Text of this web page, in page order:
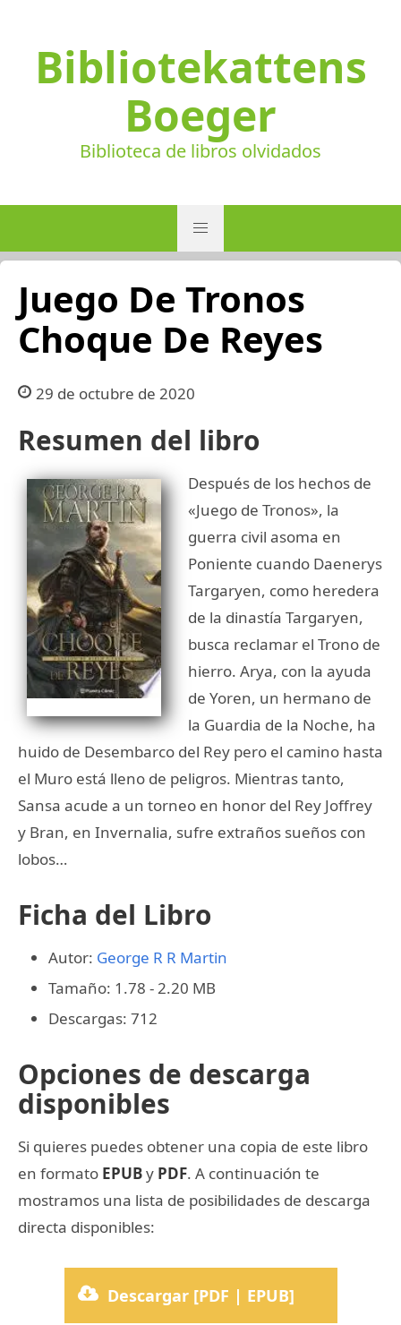
Bibliotekattens
Boeger
Biblioteca de libros olvidados
Juego De Tronos
Choque De Reyes
29 de octubre de 2020
Resumen del libro
Después de los hechos de
«Juego de Tronos», la
guerra civil asoma en
Poniente cuando Daenerys
Targaryen, como heredera
de la dinastía Targaryen,
busca reclamar el Trono de
hierro. Arya, con la ayuda
de Yoren, un hermano de
la Guardia de la Noche, ha
huido de Desembarco del Rey pero el camino hasta
el Muro está lleno de peligros. Mientras tanto,
Sansa acude a un torneo en honor del Rey Joffrey
y Bran, en Invernalia, sufre extraños sueños con
lobos…
Ficha del Libro
Autor: George R R Martin
Tamaño: 1.78 - 2.20 MB
Descargas: 712
Opciones de descarga
disponibles
Si quieres puedes obtener una copia de este libro
en formato EPUBy PDF. A continuación te
mostramos una lista de posibilidades de descarga
directa disponibles:
Descargar [PDF | EPUB]